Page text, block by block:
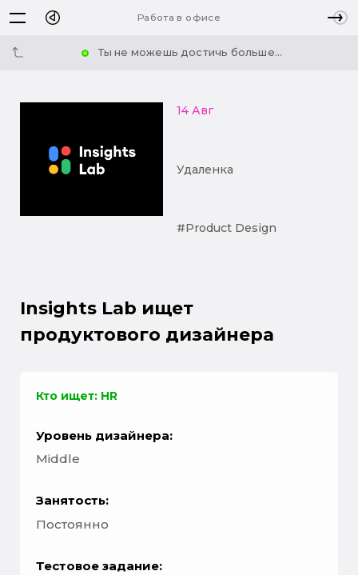
Работа в офисе
Ты не можешь достичь больше...
14 Авг
Удаленка
#Product Design
Insights Lab ищет
продуктового дизайнера
Кто ищет: HR
Уровень дизайнера:
Middle
Занятость:
Постоянно
Тестовое задание: